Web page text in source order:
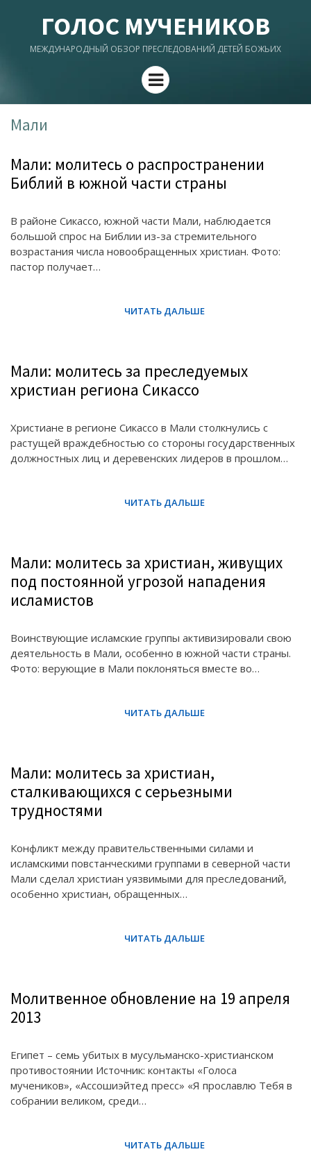
ГОЛОС МУЧЕНИКОВ
МЕЖДУНАРОДНЫЙ ОБЗОР ПРЕСЛЕДОВАНИЙ ДЕТЕЙ БОЖЬИХ
Menu
Мали
Мали: молитесь о распространении
Библий в южной части страны
В районе Сикассо, южной части Мали, наблюдается
большой спрос на Библии из-за стремительного
возрастания числа новообращенных христиан. Фото:
пастор получает…
Мали: молитесь за преследуемых
христиан региона Сикассо
Христиане в регионе Сикассо в Мали столкнулись с
растущей враждебностью со стороны государственных
должностных лиц и деревенских лидеров в прошлом…
Мали: молитесь за христиан, живущих
под постоянной угрозой нападения
исламистов
Воинствующие исламские группы активизировали свою
деятельность в Мали, особенно в южной части страны.
Фото: верующие в Мали поклоняться вместе во…
Мали: молитесь за христиан,
сталкивающихся с серьезными
трудностями
Конфликт между правительственными силами и
исламскими повстанческими группами в северной части
Мали сделал христиан уязвимыми для преследований,
особенно христиан, обращенных…
Молитвенное обновление на 19 апреля
2013
Египет – семь убитых в мусульманско-христианском
противостоянии Источник: контакты «Голоса
мучеников», «Ассошиэйтед пресс» «Я прославлю Тебя в
собрании великом, среди…